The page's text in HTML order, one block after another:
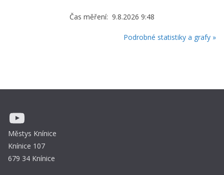
Čas měření: 9.8.2026 9:48
Podrobné statistiky a grafy »
YouTube
Městys Knínice
Knínice 107
679 34 Knínice